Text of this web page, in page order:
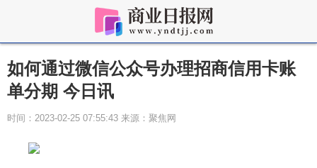
如何通过微信公众号办理招商信用卡账
单分期 今日讯
时间：2023-02-25 07:55:43 来源：聚焦网